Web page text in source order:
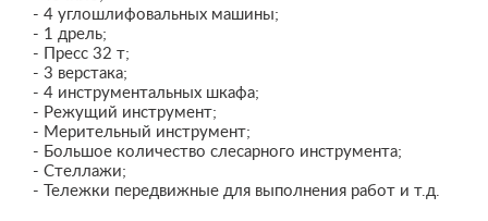
- 4 углошлифовальных машины;
- 1 дрель;
- Пресс 32 т;
- 3 верстака;
- 4 инструментальных шкафа;
- Режущий инструмент;
- Мерительный инструмент;
- Большое количество слесарного инструмента;
- Стеллажи;
- Тележки передвижные для выполнения работ и т.д.